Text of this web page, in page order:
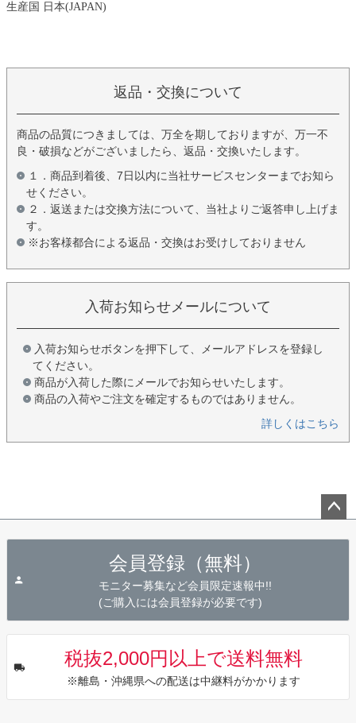
生産国 日本(JAPAN)
返品・交換について
商品の品質につきましては、万全を期しておりますが、万一不
良・破損などがございましたら、返品・交換いたします。
１．商品到着後、7日以内に当社サービスセンターまでお知ら
せください。
２．返送または交換方法について、当社よりご返答申し上げま
す。
※お客様都合による返品・交換はお受けしておりません
入荷お知らせメールについて
入荷お知らせボタンを押下して、メールアドレスを登録し
てください。
商品が入荷した際にメールでお知らせいたします。
商品の入荷やご注文を確定するものではありません。
詳しくはこちら
会員登録（無料）
モニター募集など会員限定速報中!!
(ご購入には会員登録が必要です)
税抜2,000円以上で送料無料
※離島・沖縄県への配送は中継料がかかります